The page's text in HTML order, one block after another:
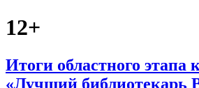
12+
Итоги областного этапа
«Лучший библиотекарь